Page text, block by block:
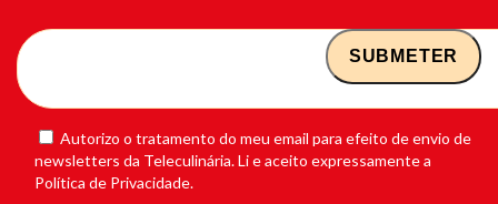
Autorizo o tratamento do meu email para efeito de envio de
newsletters da Teleculinária. Li e aceito expressamente a
Política de Privacidade.